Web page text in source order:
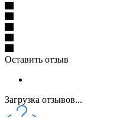
Оставить отзыв
Загрузка отзывов...